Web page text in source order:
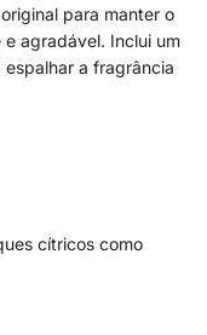
para manter o
agradável. Inclui um
a fragrância
cítricos como